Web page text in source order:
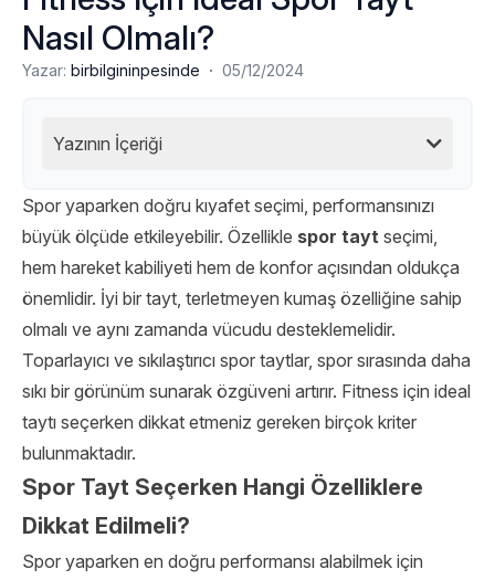
Nasıl Olmalı?
Yazar: birbilgininpesinde · 05/12/2024
Yazının İçeriği
Spor yaparken doğru kıyafet seçimi, performansınızı
büyük ölçüde etkileyebilir. Özellikle spor tayt seçimi,
hem hareket kabiliyeti hem de konfor açısından oldukça
önemlidir. İyi bir tayt, terletmeyen kumaş özelliğine sahip
olmalı ve aynı zamanda vücudu desteklemelidir.
Toparlayıcı ve sıkılaştırıcı spor taytlar, spor sırasında daha
sıkı bir görünüm sunarak özgüveni artırır. Fitness için ideal
taytı seçerken dikkat etmeniz gereken birçok kriter
bulunmaktadır.
Spor Tayt Seçerken Hangi Özelliklere
Dikkat Edilmeli?
Spor yaparken en doğru performansı alabilmek için